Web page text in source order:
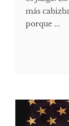
más
porque ...